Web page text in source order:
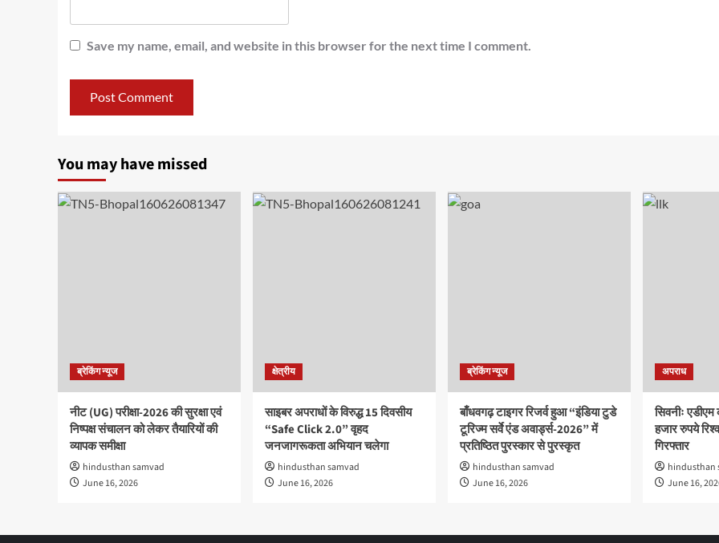
Save my name, email, and website in this browser for the next time I comment.
You may have missed
ब्रेकिंग न्यूज
नीट (UG) परीक्षा-2026 की सुरक्षा एवं
निष्पक्ष संचालन को लेकर तैयारियों की
व्यापक समीक्षा
hindusthan samvad
June 16, 2026
क्षेत्रीय
साइबर अपराधों के विरुद्ध 15 दिवसीय
“Safe Click 2.0” वृहद
जनजागरूकता अभियान चलेगा
hindusthan samvad
June 16, 2026
ब्रेकिंग न्यूज
बाँधवगढ़ टाइगर रिजर्व हुआ “इंडिया टुडे
टूरिज्म सर्वे एंड अवार्ड्स-2026” में
प्रतिष्ठित पुरस्कार से पुरस्कृत
hindusthan samvad
June 16, 2026
अपराध
सिवनीः एडीएम
हजार रुपये
गिरफ्तार
hindusthan
June 16,